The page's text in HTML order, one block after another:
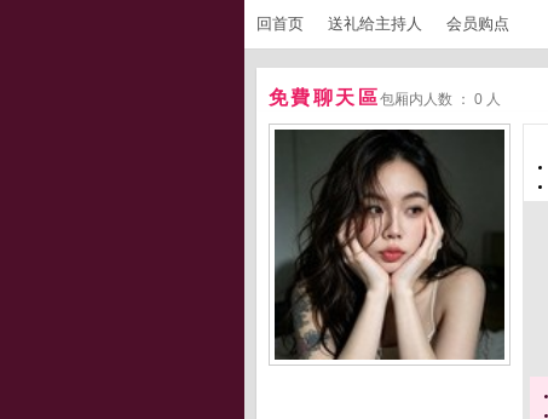
回首页 送礼给主持人 会员购点
免費聊天區包厢内人数 ： 0 人